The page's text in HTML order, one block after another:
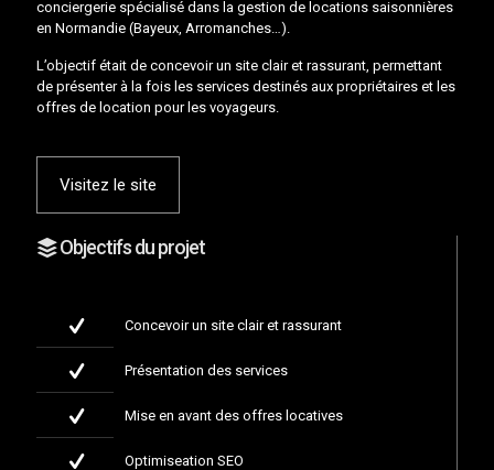
conciergerie spécialisé dans la gestion de locations saisonnières
en Normandie (Bayeux, Arromanches…).
L’objectif était de concevoir un site clair et rassurant, permettant
de présenter à la fois les services destinés aux propriétaires et les
offres de location pour les voyageurs.
Visitez le site
Objectifs du projet
Concevoir un site clair et rassurant
Présentation des services
Mise en avant des offres locatives
Optimiseation SEO